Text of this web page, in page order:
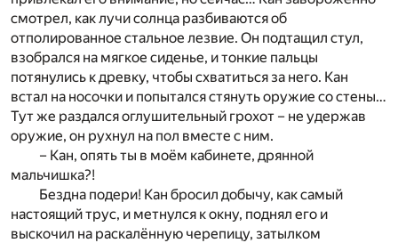
смотрел, как лучи солнца разбиваются об
отполированное стальное лезвие. Он подтащил стул,
взобрался на мягкое сиденье, и тонкие пальцы
потянулись к древку, чтобы схватиться за него. Кан
встал на носочки и попытался стянуть оружие со стены…
Тут же раздался оглушительный грохот – не удержав
оружие, он рухнул на пол вместе с ним.
– Кан, опять ты в моём кабинете, дрянной
мальчишка?!
Бездна подери! Кан бросил добычу, как самый
настоящий трус, и метнулся к окну, поднял его и
выскочил на раскалённую черепицу, затылком